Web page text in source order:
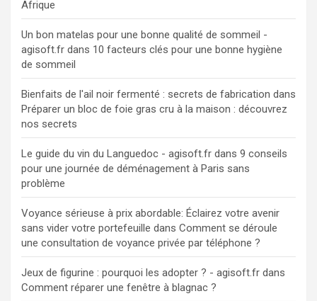
Afrique
Un bon matelas pour une bonne qualité de sommeil -
agisoft.fr dans 10 facteurs clés pour une bonne hygiène
de sommeil
Bienfaits de l'ail noir fermenté : secrets de fabrication dans
Préparer un bloc de foie gras cru à la maison : découvrez
nos secrets
Le guide du vin du Languedoc - agisoft.fr dans 9 conseils
pour une journée de déménagement à Paris sans
problème
Voyance sérieuse à prix abordable: Éclairez votre avenir
sans vider votre portefeuille dans Comment se déroule
une consultation de voyance privée par téléphone ?
Jeux de figurine : pourquoi les adopter ? - agisoft.fr dans
Comment réparer une fenêtre à blagnac ?